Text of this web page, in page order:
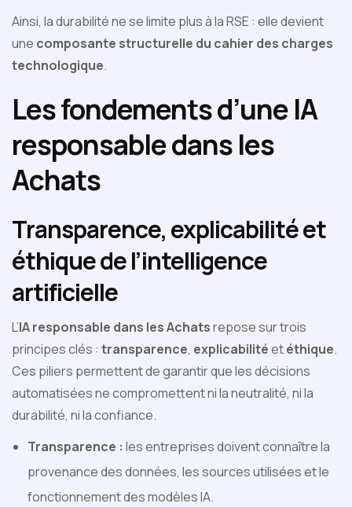
Ainsi, la durabilité ne se limite plus à la RSE : elle devient
une composante structurelle du cahier des charges
technologique.
Les fondements d’une IA
responsable dans les
Achats
Transparence, explicabilité et
éthique de l’intelligence
artificielle
L’IA responsable dans les Achatsrepose sur trois
principes clés : transparence, explicabilitéetéthique.
Ces piliers permettent de garantir que les décisions
automatisées ne compromettent ni la neutralité, ni la
durabilité, ni la confiance.
Transparence : les entreprises doivent connaître la
provenance des données, les sources utilisées et le
fonctionnement des modèles IA.